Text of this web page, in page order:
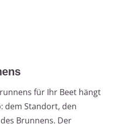
für Ihr Beet hängt
dem Standort, den
Brunnens. Der